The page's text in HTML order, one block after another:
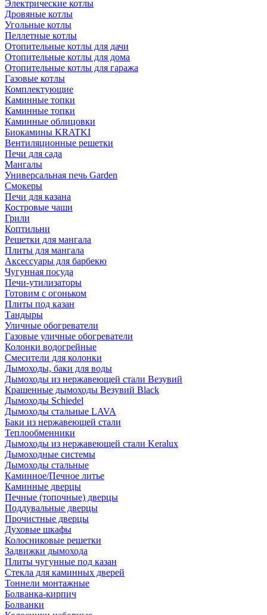
Электрические котлы
Дровяные котлы
Угольные котлы
Пеллетные котлы
Отопительные котлы для дачи
Отопительные котлы для дома
Отопительные котлы для гаража
Газовые котлы
Комплектующие
Каминные топки
Каминные топки
Каминные облицовки
Биокамины KRATKI
Вентиляционные решетки
Печи для сада
Мангалы
Универсальная печь Garden
Смокеры
Печи для казана
Костровые чаши
Грили
Коптильни
Решетки для мангала
Плиты для мангала
Аксессуары для барбекю
Чугунная посуда
Печи-утилизаторы
Готовим с огоньком
Плиты под казан
Тандыры
Уличные обогреватели
Газовые уличные обогреватели
Колонки водогрейные
Смесители для колонки
Дымоходы, баки для воды
Дымоходы из нержавеющей стали Везувий
Крашенные дымоходы Везувий Black
Дымоходы Schiedel
Дымоходы стальные LAVA
Баки из нержавеющей стали
Теплообменники
Дымоходы из нержавеющей стали Keralux
Дымоходные системы
Дымоходы стальные
Каминное/Печное литье
Каминные дверцы
Печные (топочные) дверцы
Поддувальные дверцы
Прочистные дверцы
Духовые шкафы
Колосниковые решетки
Задвижки дымохода
Плиты чугунные под казан
Стекла для каминных дверей
Тоннели монтажные
Болванка-кирпич
Болванки